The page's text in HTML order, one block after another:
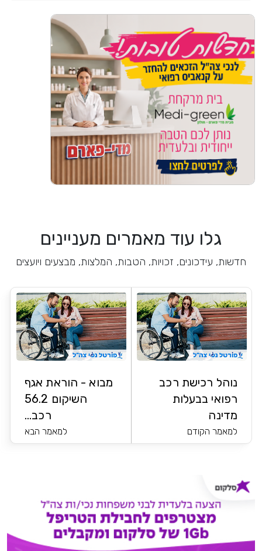
גלו עוד מאמרים מעניינים
חדשות, עידכונים, זכויות, הטבות, המלצות, מבצעים ויועצים
נוהל רכישת רכב
רפואי בבעלות
מדינה
למאמר הקודם
מבוא - הוראת אגף
השיקום 56.2
רכב...
למאמר הבא